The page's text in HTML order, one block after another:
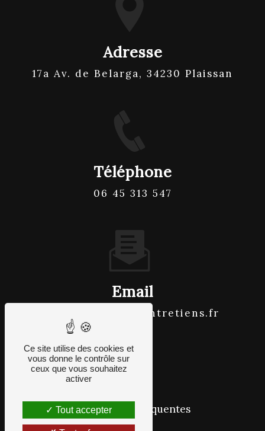
Adresse
17a Av. de Belarga, 34230 Plaissan
Téléphone
06 45 313 547
Email
contact@pmsbioentretiens.fr
Recherches fréquentes
Ce site utilise des cookies et
vous donne le contrôle sur
ceux que vous souhaitez
activer
Tout accepter